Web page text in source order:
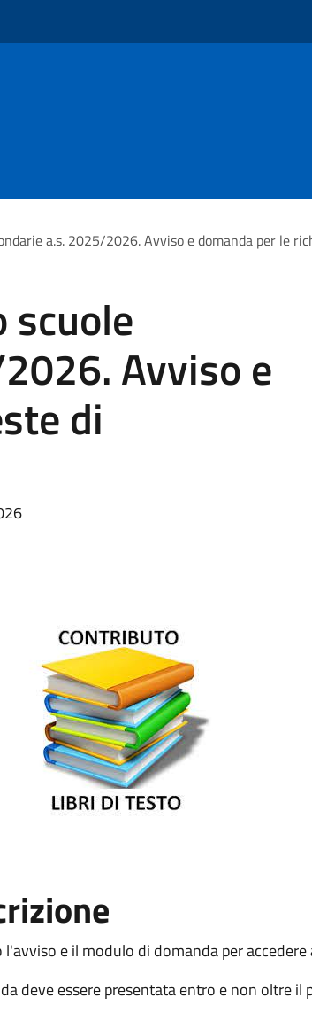
a.s. 2025/2026. Avviso e domanda per le
Avviso e
di
l'avviso e il modulo di domanda per
deve essere presentata entro e non oltre il